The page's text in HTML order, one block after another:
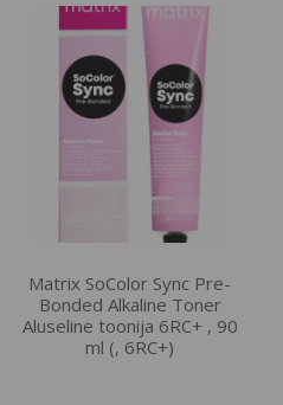
Matrix SoColor Sync Pre-
Bonded Alkaline Toner
Aluseline toonija 6RC+ , 90
ml (, 6RC+)